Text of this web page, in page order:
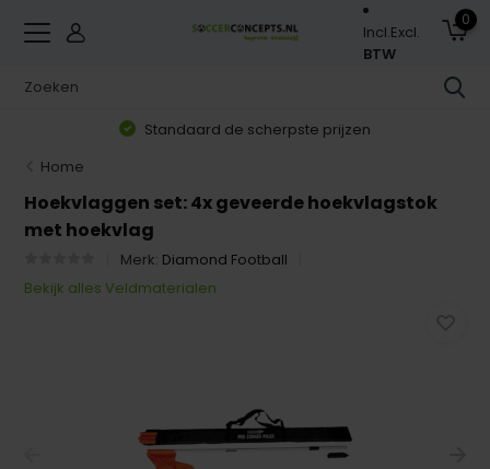
Incl.Excl.
BTW
0
Standaard de scherpste prijzen
Home
Hoekvlaggen set: 4x geveerde hoekvlagstok
met hoekvlag
Merk: Diamond Football
Bekijk alles Veldmaterialen